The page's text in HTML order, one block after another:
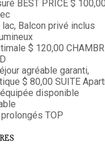
BEST PRICE $ 100,00
lac, Balcon privé inclus
$ 120,00
agréable garanti,
$ 80,00 SUITE
disponible
TOP